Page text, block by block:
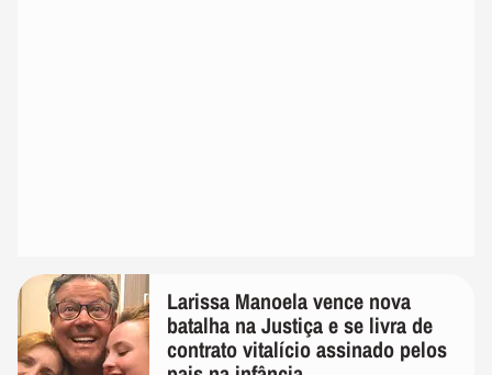
Larissa Manoela vence nova
batalha na Justiça e se livra de
contrato vitalício assinado pelos